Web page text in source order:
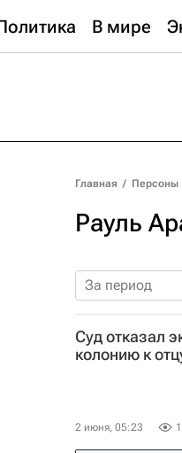
В мире
Главная / Персоны
Рауль
За период
Суд отказал
колонию к
2 июня, 05:23